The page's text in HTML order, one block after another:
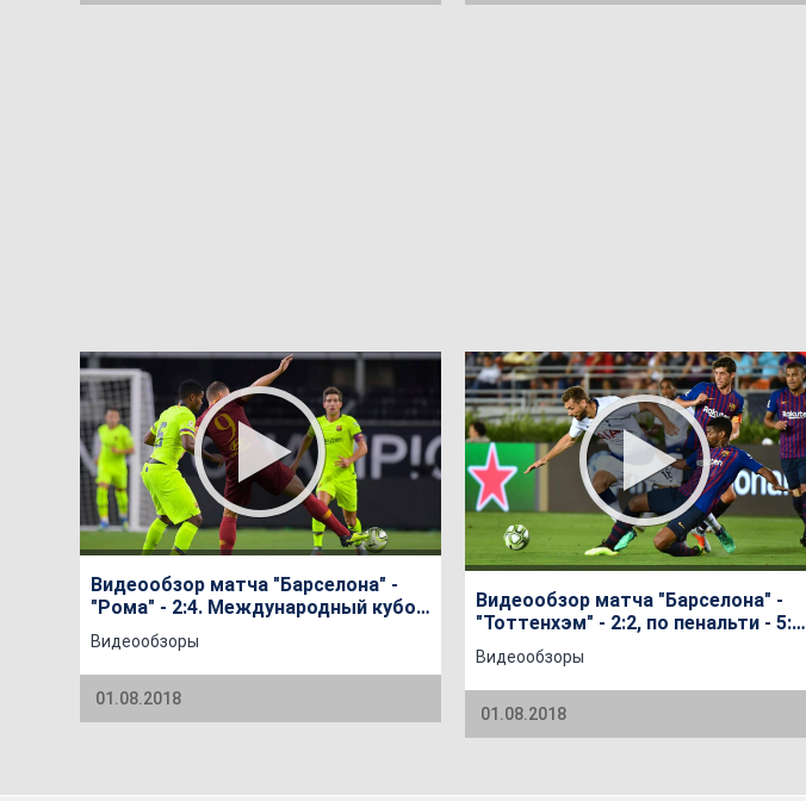
Видеообзор матча "Барселона" -
"Рома" - 2:4. Международный кубок
чемпионов 2018-го года
Видеообзоры
01.08.2018
Видеообзор матча "Барселона" -
"Тоттенхэм" - 2:2, по пенальти - 5:3.
Международный кубок чемпионов
2018-го года
Видеообзоры
01.08.2018